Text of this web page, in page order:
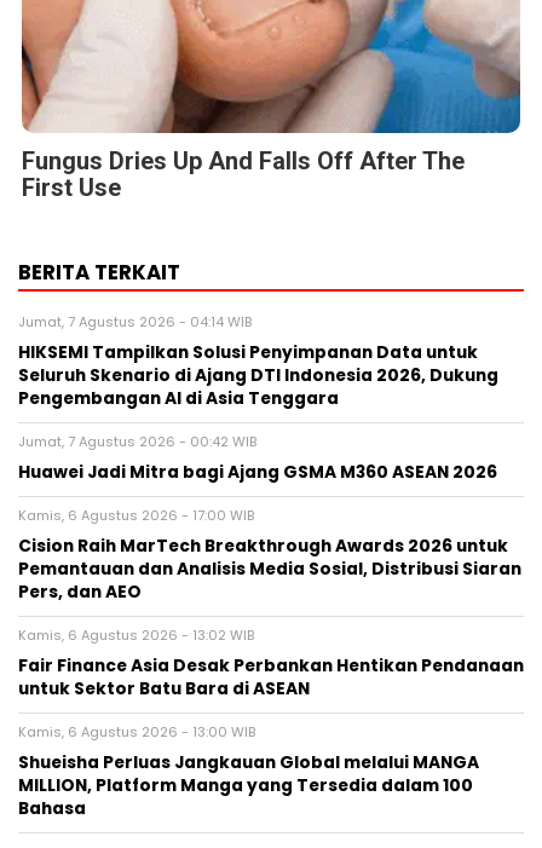
Fungus Dries Up And Falls Off After The
First Use
BERITA TERKAIT
Jumat, 7 Agustus 2026 - 04:14 WIB
HIKSEMI Tampilkan Solusi Penyimpanan Data untuk
Seluruh Skenario di Ajang DTI Indonesia 2026, Dukung
Pengembangan AI di Asia Tenggara
Jumat, 7 Agustus 2026 - 00:42 WIB
Huawei Jadi Mitra bagi Ajang GSMA M360 ASEAN 2026
Kamis, 6 Agustus 2026 - 17:00 WIB
Cision Raih MarTech Breakthrough Awards 2026 untuk
Pemantauan dan Analisis Media Sosial, Distribusi Siaran
Pers, dan AEO
Kamis, 6 Agustus 2026 - 13:02 WIB
Fair Finance Asia Desak Perbankan Hentikan Pendanaan
untuk Sektor Batu Bara di ASEAN
Kamis, 6 Agustus 2026 - 13:00 WIB
Shueisha Perluas Jangkauan Global melalui MANGA
MILLION, Platform Manga yang Tersedia dalam 100
Bahasa